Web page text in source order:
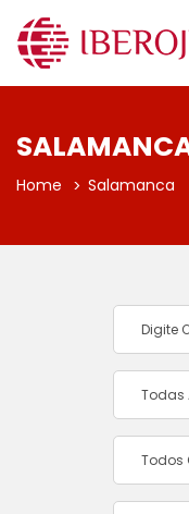
Home Salamanca
Todas
Todos